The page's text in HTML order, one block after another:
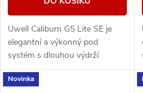
Uwell Caliburn G5 Lite SE je
elegantní a výkonný pod
systém s dlouhou výdrží
baterie, duální regulací airflow a
technologií PRO-FOCS 4.0 pro
Novinka